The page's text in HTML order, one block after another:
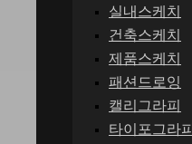
실내스케치
건축스케치
제품스케치
패션드로잉
캘리그라피
타이포그라피